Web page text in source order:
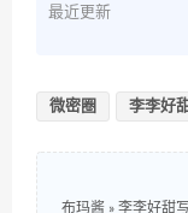
最近更新
微密圈 李李好甜
布玛酱 » 李李好甜